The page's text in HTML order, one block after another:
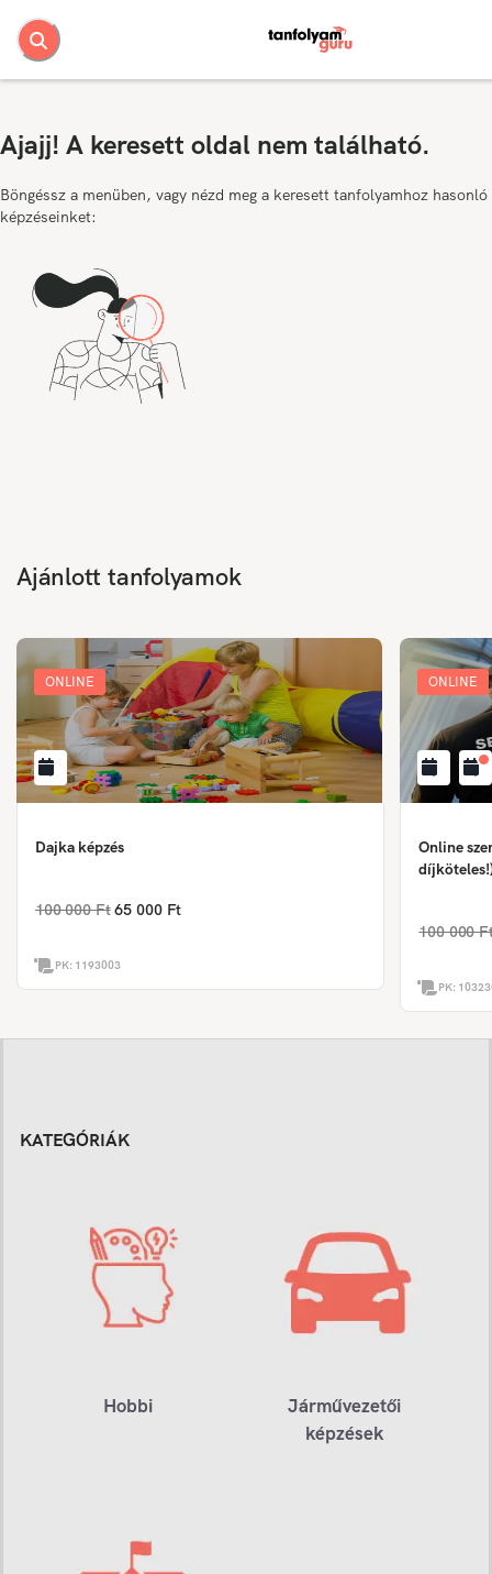
Ajajj! A keresett oldal nem található.
Böngéssz a menüben, vagy nézd meg a keresett tanfolyamhoz hasonló
képzéseinket:
Ajánlott tanfolyamok
ONLINE
Dajka képzés
100 000 Ft 65 000 Ft
PK: 1193003
ONLINE
Online
100 000
PK:
KATEGÓRIÁK
Hobbi
Járművezetői
képzések